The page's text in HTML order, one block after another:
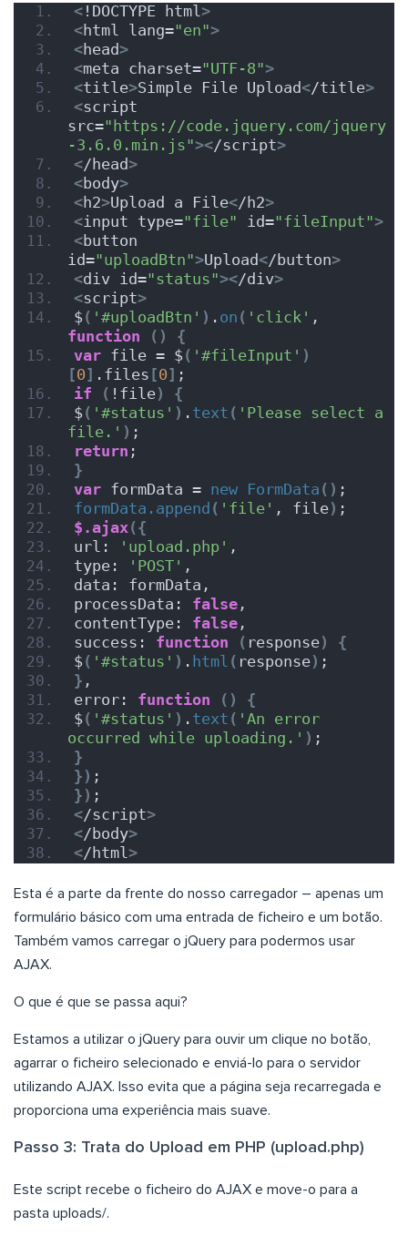
< !DOCTYPE html >
<html lang="en">
<head>
<meta charset="UTF-8">
<title>Simple File Upload</title>
<script
src="https://code.jquery.com/jquery
-3.6.0.min.js"></script>
</head>
<body>
<h2>Upload a File</h2>
<input type="file" id="fileInput">
<button
id="uploadBtn">Upload</button>
<div id="status"></div>
<script>
$( '#uploadBtn' ) . on ( 'click'
function
()
{
var file = $( '#fileInput' )
[0] .files [0] ;
if
( !file)
{
$( '#status' ) . text ( 'Please select a
file.' ) ;
return ;
}
var formData = new FormData () ;
formData.append ( 'file' , file) ;
$.ajax({
url:
'upload.php' ,
type:
'POST' ,
data: formData,
processData: false ,
contentType: false ,
success: function ( response)
{
$( '#status' ) . html ( response) ;
} ,
error: function ()
{
$( '#status' ) . text ( 'An error
occurred while uploading.' ) ;
}
}) ;
}) ;
</script>
</body>
</html >
Esta é a parte da frente do nosso carregador – apenas um
formulário básico com uma entrada de ficheiro e um botão.
Também vamos carregar o jQuery para podermos usar
AJAX.
O que é que se passa aqui?
Estamos a utilizar o jQuery para ouvir um clique no botão,
agarrar o ficheiro selecionado e enviá-lo para o servidor
utilizando AJAX. Isso evita que a página seja recarregada e
proporciona uma experiência mais suave.
Passo 3: Trata do Upload em PHP (upload.php)
Este script recebe o ficheiro do AJAX e move-o para a
pasta uploads/.